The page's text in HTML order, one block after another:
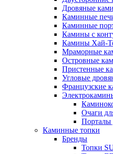
Дровяные
Каминные
Каминные
Камины с
Камины Хай-
Мраморные
Островные
Пристенные
Угловые
Французские
Очаги
Порталы
Каминные топки
Бренды
Топки